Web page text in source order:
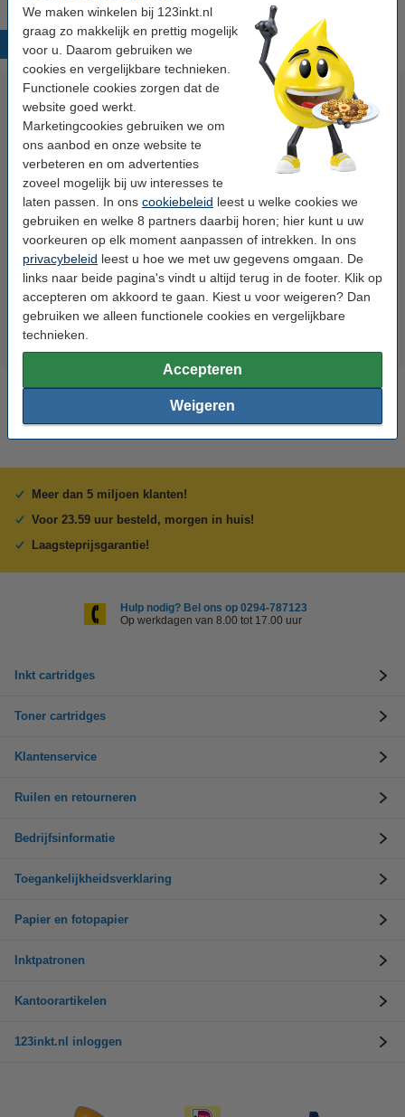
We maken winkelen bij 123inkt.nl
graag zo makkelijk en prettig mogelijk
voor u. Daarom gebruiken we
cookies en vergelijkbare technieken.
Functionele cookies zorgen dat de
website goed werkt.
Marketingcookies gebruiken we om
ons aanbod en onze website te
verbeteren en om advertenties
zoveel mogelijk bij uw interesses te
laten passen. In ons cookiebeleid leest u welke cookies we
gebruiken en welke 8 partners daarbij horen; hier kunt u uw
voorkeuren op elk moment aanpassen of intrekken. In ons
privacybeleid leest u hoe we met uw gegevens omgaan. De
links naar beide pagina's vindt u altijd terug in de footer. Klik op
accepteren om akkoord te gaan. Kiest u voor weigeren? Dan
gebruiken we alleen functionele cookies en vergelijkbare
technieken.
Accepteren
Weigeren
Populaire producten
123inkt kopieerpapier 1 doos
van 2.500 vel A4 - 80 grams
FSC® Mix Credit
€ 33,50 Incl. 21% btw
Aanbieding: 10x 123inkt
schrijfblok A4 gelinieerd 70
grams 100 vel
€ 26,55 Incl. 21% btw
Meer dan 5 miljoen klanten!
Voor 23.59 uur besteld, morgen in huis!
Laagsteprijsgarantie!
Hulp nodig? Bel ons op 0294-787123
Op werkdagen van 8.00 tot 17.00 uur
Inkt cartridges
Toner cartridges
Klantenservice
Ruilen en retourneren
Bedrijfsinformatie
Toegankelijkheidsverklaring
Papier en fotopapier
Inktpatronen
Kantoorartikelen
123inkt.nl inloggen